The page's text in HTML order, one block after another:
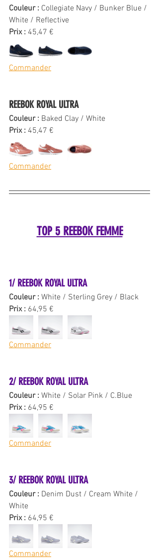
Couleur : Collegiate Navy / Bunker Blue /
White / Reflective
Prix : 45,47 €
Commander
REEBOK ROYAL ULTRA
Couleur : Baked Clay / White
Prix : 45,47 €
Commander
TOP 5 REEBOK FEMME
1/ REEBOK ROYAL ULTRA
Couleur : White / Sterling Grey / Black
Prix : 64,95 €
Commander
2/ REEBOK ROYAL ULTRA
Couleur : White / Solar Pink / C.Blue
Prix : 64,95 €
Commander
3/ REEBOK ROYAL ULTRA
Couleur : Denim Dust / Cream White /
White
Prix : 64,95 €
Commander